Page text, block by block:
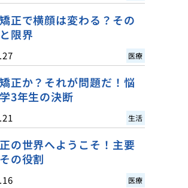
正で横顔は変わる？その
限界
医療
正か？それが問題だ！悩
3年生の決断
生活
の世界へようこそ！主要
の役割
医療